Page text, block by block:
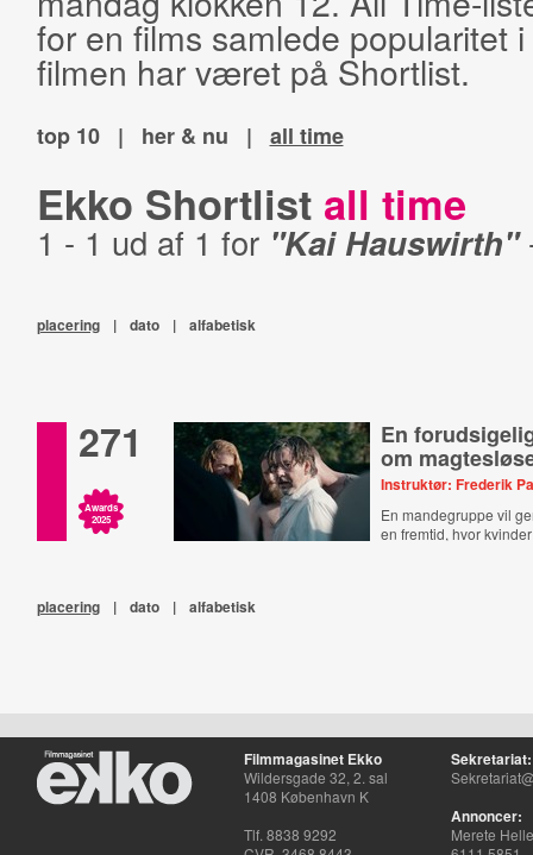
for en films samlede popularitet
filmen har været på Shortlist.
top 10 | her & nu | all time
Ekko Shortlist all time
1 - 1 ud af 1 for "Kai Hauswirth"
placering | dato | alfabetisk
271
Awards
2025
En
om
Instruktør: Frederik
En mandegruppe vil
en fremtid, hvor
placering | dato | alfabetisk
Filmmagasinet Ekko
Wildersgade 32, 2. sal
1408 København K
Tlf. 8838 9292
Sekretariat:
Annoncer:
Merete